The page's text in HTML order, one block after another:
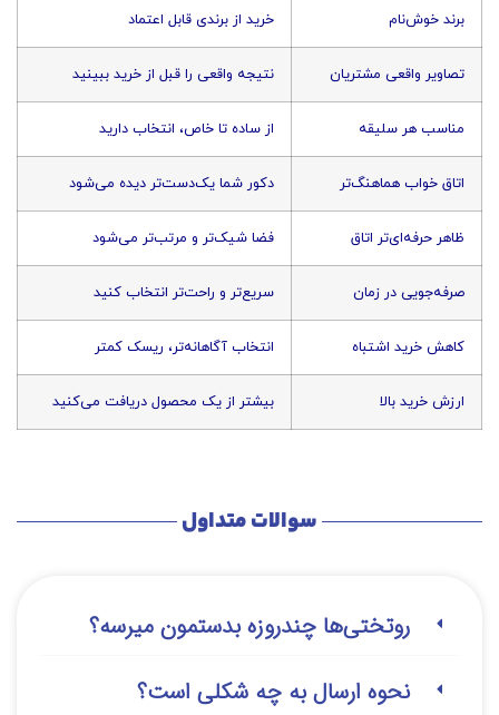
برند خوش‌نام خرید از برندی قابل اعتماد
تصاویر واقعی مشتریان نتیجه واقعی را قبل از خرید ببینید
مناسب هر سلیقه از ساده تا خاص، انتخاب دارید
اتاق خواب هماهنگ‌تر دکور شما یک‌دست‌تر دیده می‌شود
ظاهر حرفه‌ای‌تر اتاق فضا شیک‌تر و مرتب‌تر می‌شود
صرفه‌جویی در زمان سریع‌تر و راحت‌تر انتخاب کنید
کاهش خرید اشتباه انتخاب آگاهانه‌تر، ریسک کمتر
ارزش خرید بالا بیشتر از یک محصول دریافت می‌کنید
سوالات متداول
روتختی‌‌ها چندروزه بدستمون میرسه؟
نحوه ارسال به چه شکلی است؟